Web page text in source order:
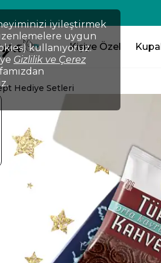
iyileştirmek
uygun
kullanıyoruz.
Gizlilik ve Çerez
💸TÜM ÜRÜNLERDE !!!
Kişiye Özel
Hediye Setleri